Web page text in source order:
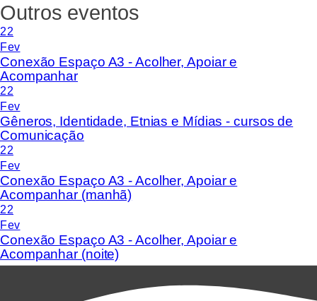
Outros eventos
22
Fev
Conexão Espaço A3 - Acolher, Apoiar e
Acompanhar
22
Fev
Gêneros, Identidade, Etnias e Mídias - cursos de
Comunicação
22
Fev
Conexão Espaço A3 - Acolher, Apoiar e
Acompanhar (manhã)
22
Fev
Conexão Espaço A3 - Acolher, Apoiar e
Acompanhar (noite)